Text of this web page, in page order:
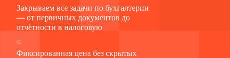
Закрываем все задачи по бухгалтерии
— от первичных документов до
отчётности в налоговую
02
Фиксированная цена без скрытых